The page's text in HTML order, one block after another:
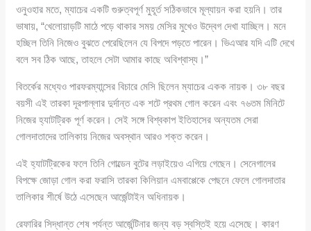
ওনুওহার মতে, ম্যাচের একটি গুরুত্বপূর্ণ মুহূর্ত সঠিকভাবে মূল্যায়ন করা হয়নি। তার
ভাষায়, “খেলোয়াড়টি মাঠে পড়ে থাকার সময় মেসির মুখেও উদ্বেগ দেখা যাচ্ছিল। মনে
হচ্ছিল তিনি নিজেও বুঝতে পেরেছিলেন যে বিপদে পড়তে পারেন। ভিএআর যদি এটি দেখে
বলে সব ঠিক আছে, তাহলে সেটা আমার কাছে অবিশ্বাস্য।”
বিতর্কের মধ্যেও পারফরম্যান্সের বিচারে মেসি ছিলেন ম্যাচের একক নায়ক। ৩৮ বছর
বয়সী এই তারকা দূরপাল্লার দুর্দান্ত এক শটে প্রথম গোল করেন এবং ৭৬তম মিনিটে
নিজের হ্যাটট্রিক পূর্ণ করেন। সেই সঙ্গে বিশ্বকাপ ইতিহাসের অন্যতম সেরা
গোলদাতাদের তালিকায় নিজের অবস্থান আরও শক্ত করেন।
এই হ্যাটট্রিকের ফলে তিনি গোল্ডেন বুটের লড়াইয়েও এগিয়ে গেছেন। সেনেগালের
বিপক্ষে জোড়া গোল করা ফরাসি তারকা কিলিয়ান এমবাপ্পেকে পেছনে ফেলে গোলদাতার
তালিকার শীর্ষে উঠে এসেছেন আর্জেন্টাইন অধিনায়ক।
রেফারির সিদ্ধান্ত শেষ পর্যন্ত আর্জেন্টিনার জন্য বড় স্বস্তিই হয়ে এসেছে। কারণ